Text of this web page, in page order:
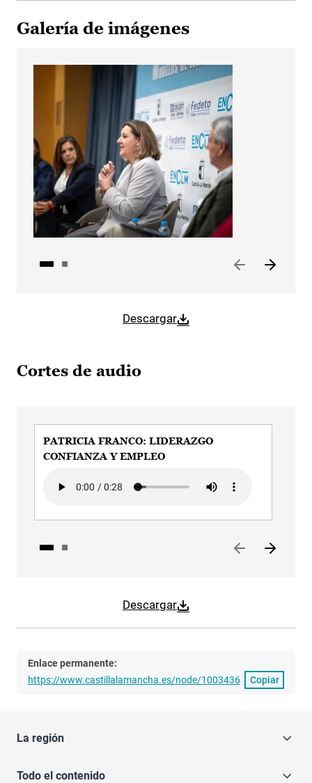
Galería de imágenes
Descargar
Cortes de audio
Descargar
PATRICIA FRANCO: LIDERAZGO
CONFIANZA Y EMPLEO
Enlace permanente:
https://www.castillalamancha.es/node/1003436
Copiar
La región
Todo el contenido